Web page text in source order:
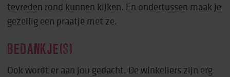
tevreden rond kunnen kijken. En ondertussen maak je
gezellig een praatje met ze.
BEDANKJE(S)
Ook wordt er aan jou gedacht. De winkeliers zijn erg